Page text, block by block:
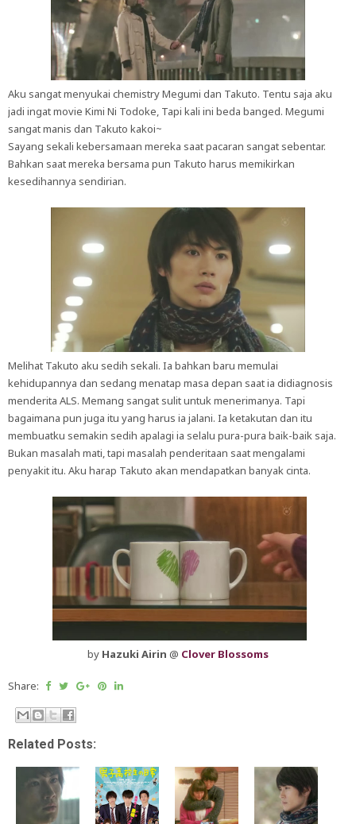
Aku sangat menyukai chemistry Megumi dan Takuto. Tentu saja aku
jadi ingat movie Kimi Ni Todoke, Tapi kali ini beda banged. Megumi
sangat manis dan Takuto kakoi~
Sayang sekali kebersamaan mereka saat pacaran sangat sebentar.
Bahkan saat mereka bersama pun Takuto harus memikirkan
kesedihannya sendirian.
Melihat Takuto aku sedih sekali. Ia bahkan baru memulai
kehidupannya dan sedang menatap masa depan saat ia didiagnosis
menderita ALS. Memang sangat sulit untuk menerimanya. Tapi
bagaimana pun juga itu yang harus ia jalani. Ia ketakutan dan itu
membuatku semakin sedih apalagi ia selalu pura-pura baik-baik saja.
Bukan masalah mati, tapi masalah penderitaan saat mengalami
penyakit itu. Aku harap Takuto akan mendapatkan banyak cinta.
by Hazuki Airin @ Clover Blossoms
Share:
Related Posts: